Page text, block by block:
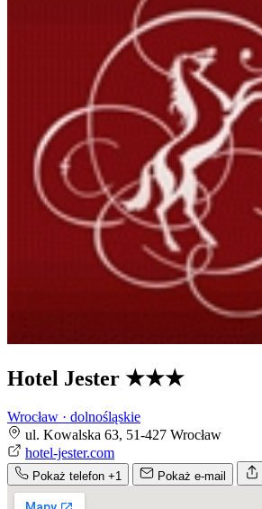
Hotel Jester ★★★
Wrocław · dolnośląskie
ul. Kowalska 63, 51-427 Wrocław
hotel-jester.com
Pokaż telefon +1 Pokaż e-mail